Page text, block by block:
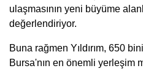
ulaşmasının yeni büyüme
değerlendiriyor.
Buna rağmen Yıldırım, 650
Bursa'nın en önemli yerleşim